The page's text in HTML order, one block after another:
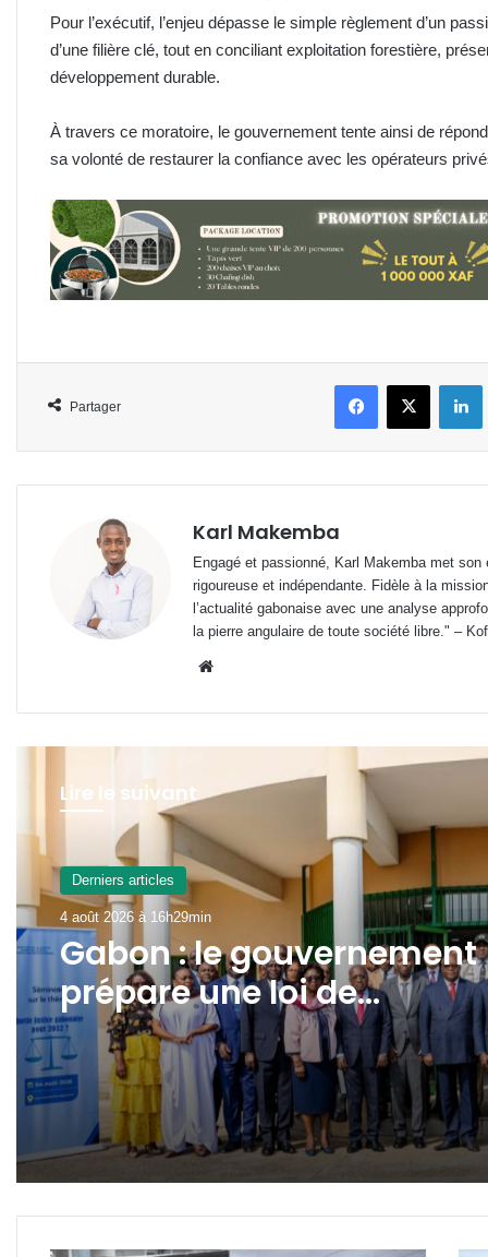
Pour l’exécutif, l’enjeu dépasse le simple règlement d’un
d’une filière clé, tout en conciliant exploitation forestière,
développement durable.
À travers ce moratoire, le gouvernement tente ainsi de
sa volonté de restaurer la confiance avec les opérateurs
Partager
FacebookX
Karl Makemba
Engagé et passionné, Karl Makemba met
rigoureuse et indépendante. Fidèle à la
l’actualité gabonaise avec une analyse
la pierre angulaire de toute société libre." –
Lire le suivant
A La Une
4 août 2026 à 9h55min
Transport aérien : jusqu’à
52 480 FCFA de
R4 pour un aller-retour
Port-Gentil–Franceville